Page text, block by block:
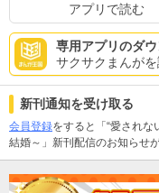
アプリで読む
専用アプリのダ
サクサクまんがを
新刊通知を受け取る
会員登録をすると「“愛され
結婚～」新刊配信のお知らせ